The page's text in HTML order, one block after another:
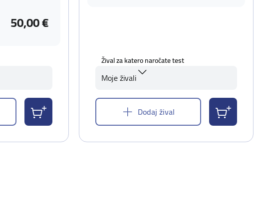
50,00 €
Žival za katero naročate test
Moje živali
Dodaj žival